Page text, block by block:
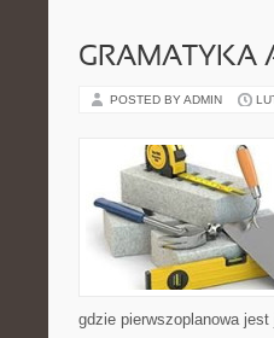
GRAMATYKA
POSTED BY ADMIN
gdzie pierwszoplanowa